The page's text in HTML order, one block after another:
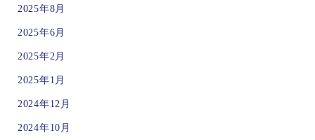
2025年8月
2025年6月
2025年2月
2025年1月
2024年12月
2024年10月